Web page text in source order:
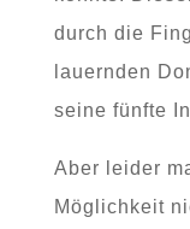
durch die
lauernden
seine fünfte
Aber leider
Möglichkeit